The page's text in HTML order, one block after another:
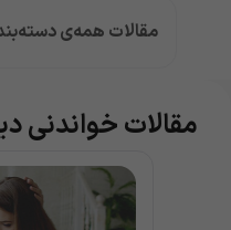
مقالات همه‌ی
مقالات خواندنی